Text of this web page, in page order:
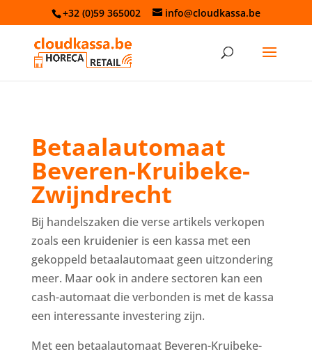
+32 (0)59 365002 info@cloudkassa.be
Betaalautomaat
Beveren-Kruibeke-
Zwijndrecht
Bij handelszaken die verse artikels verkopen
zoals een kruidenier is een kassa met een
gekoppeld betaalautomaat geen uitzondering
meer. Maar ook in andere sectoren kan een
cash-automaat die verbonden is met de kassa
een interessante investering zijn.
Met een betaalautomaat Beveren-Kruibeke-